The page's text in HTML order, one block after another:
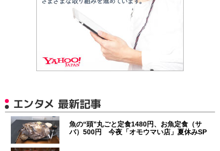
エンタメ 最新記事
魚の“頭”丸ごと定食1480円、お魚定食（サ
バ）500円 今夜「オモウマい店」夏休みSP